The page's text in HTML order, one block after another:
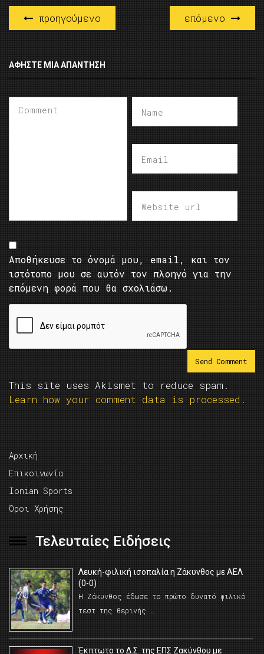
προηγούμενο επόμενο
ΑΦΉΣΤΕ ΜΙΑ ΑΠΆΝΤΗΣΗ
Αποθήκευσε το όνομά μου, email, και τον
ιστότοπο μου σε αυτόν τον πλοηγό για την
επόμενη φορά που θα σχολιάσω.
This site uses Akismet to reduce spam.
Learn how your comment data is processed.
Αρχική
Επικοινωνία
Ionian Sports
Όροι Χρήσης
Τελευταίες Ειδήσεις
Λευκή-φιλική ισοπαλία η Ζάκυνθος με ΑΕΛ
(0-0)
Η Ζάκυνθος έδωσε το πρώτο δυνατό φιλικό
τεστ της θερινής …
Έκπτωτο το Δ.Σ. της ΕΠΣ Ζακύνθου με